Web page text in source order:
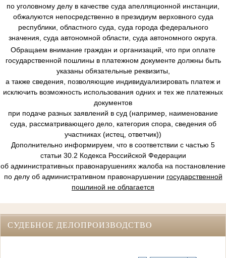
по уголовному делу в качестве суда апелляционной инстанции,
обжалуются непосредственно в президиум верховного суда
республики, областного суда, суда города федерального
значения, суда автономной области, суда автономного округа.
Обращаем внимание граждан и организаций, что при оплате
государственной пошлины в платежном документе должны быть
указаны обязательные реквизиты,
а также сведения, позволяющие индивидуализировать платеж и
исключить возможность использования одних и тех же платежных
документов
при подаче разных заявлений в суд (например, наименование
суда, рассматривающего дело, категория спора, сведения об
участниках (истец, ответчик))
Дополнительно информируем, что в соответствии с частью 5
статьи 30.2 Кодекса Российской Федерации
об административных правонарушениях жалоба на постановление
по делу об административном правонарушении государственной
пошлиной не облагается
СУДЕБНОЕ ДЕЛОПРОИЗВОДСТВО